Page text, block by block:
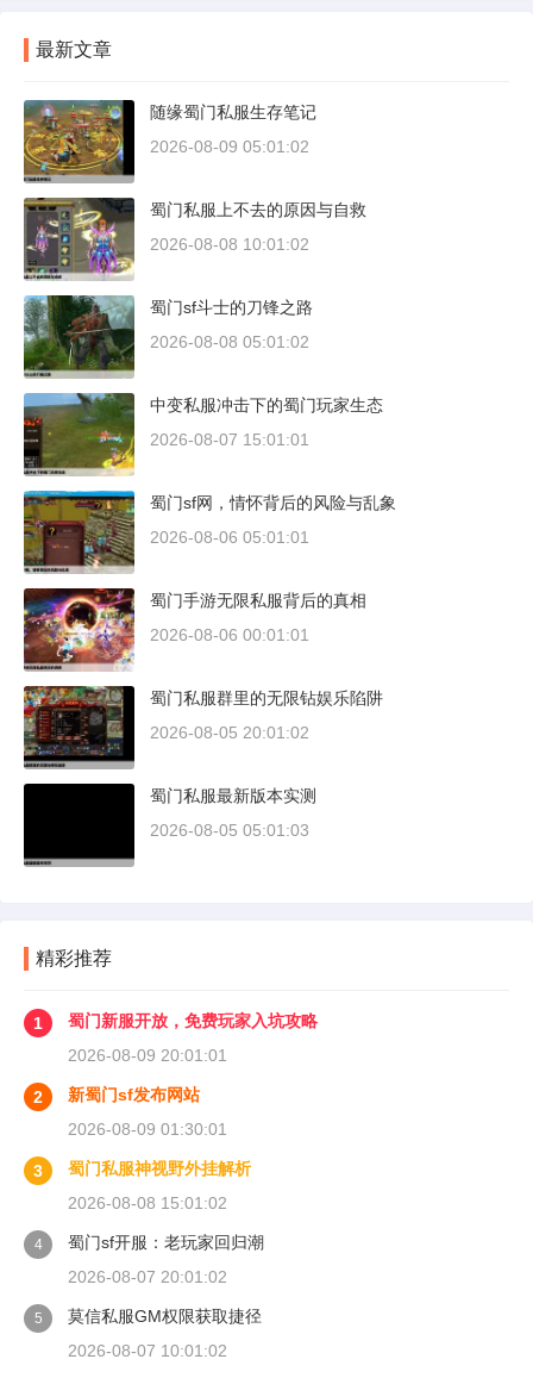
最新文章
随缘蜀门私服生存笔记
2026-08-09 05:01:02
蜀门私服上不去的原因与自救
2026-08-08 10:01:02
蜀门sf斗士的刀锋之路
2026-08-08 05:01:02
中变私服冲击下的蜀门玩家生态
2026-08-07 15:01:01
蜀门sf网，情怀背后的风险与乱象
2026-08-06 05:01:01
蜀门手游无限私服背后的真相
2026-08-06 00:01:01
蜀门私服群里的无限钻娱乐陷阱
2026-08-05 20:01:02
蜀门私服最新版本实测
2026-08-05 05:01:03
精彩推荐
1
蜀门新服开放，免费玩家入坑攻略
2026-08-09 20:01:01
2
新蜀门sf发布网站
2026-08-09 01:30:01
3
蜀门私服神视野外挂解析
2026-08-08 15:01:02
4
蜀门sf开服：老玩家回归潮
2026-08-07 20:01:02
5
莫信私服GM权限获取捷径
2026-08-07 10:01:02